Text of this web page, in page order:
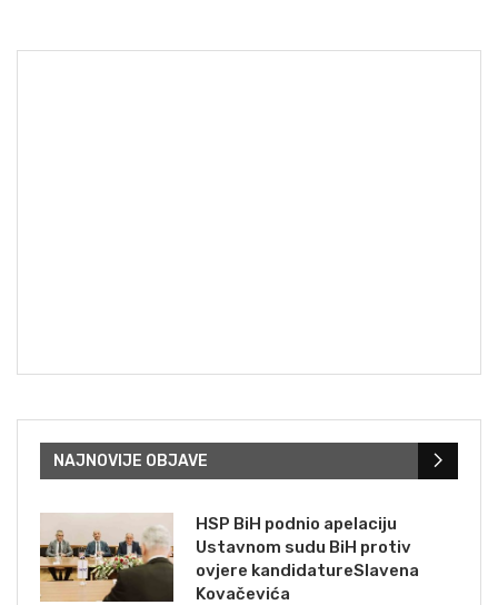
NAJNOVIJE OBJAVE
HSP BiH podnio apelaciju
Ustavnom sudu BiH protiv
ovjere kandidatureSlavena
Kovačevića